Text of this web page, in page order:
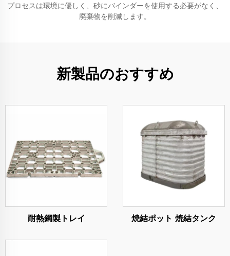
プロセスは環境に優しく、砂にバインダーを使用する必要がなく、
廃棄物を削減します。
新製品のおすすめ
耐熱鋼製トレイ 焼結ポット 焼結タンク